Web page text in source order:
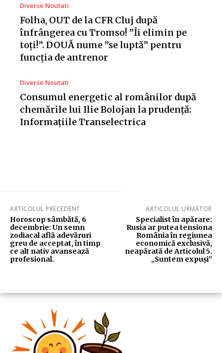
Diverse Noutati
Folha, OUT de la CFR Cluj după
înfrângerea cu Tromso! ”Îi elimin pe
toți!”. DOUĂ nume ”se luptă” pentru
funcția de antrenor
Diverse Noutati
Consumul energetic al românilor după
chemările lui Ilie Bolojan la prudență:
Informațiile Transelectrica
ARTICOLUL PRECEDENT
Horoscop sâmbătă, 6
decembrie: Un semn
zodiacal află adevăruri
greu de acceptat, în timp
ce alt nativ avansează
profesional.
ARTICOLUL URMĂTOR
Specialist în apărare:
Rusia ar putea tensiona
România în regiunea
economică exclusivă,
neapărată de Articolul 5.
„Suntem expuși”